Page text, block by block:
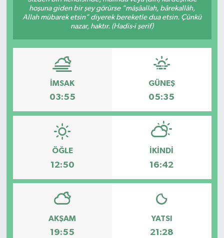
hoşuna giden bir şey görürse "mâşâallah, bârekallâh,
Allah mübarek etsin" diyerek bereketle dua etsin. Çünkü
nazar, haktır. (Hadis-i şerif)
İMSAK
03:55
GÜNEŞ
05:35
ÖĞLE
12:50
İKINDI
16:42
AKŞAM
19:55
YATSI
21:28